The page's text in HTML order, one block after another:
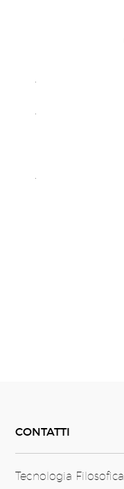
CONTATTI
Tecnologia Filosofica